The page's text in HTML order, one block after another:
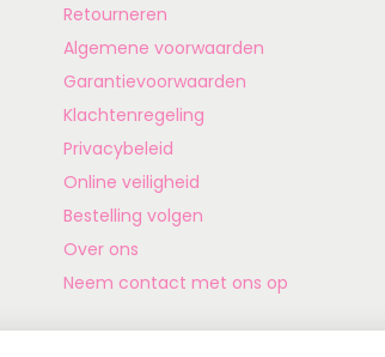
Retourneren
Algemene voorwaarden
Garantievoorwaarden
Klachtenregeling
Privacybeleid
Online veiligheid
Bestelling volgen
Over ons
Neem contact met ons op